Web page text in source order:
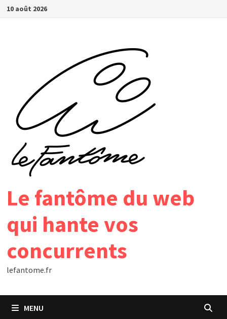
Passer
10 août 2026
Le fantôme du web
qui hante vos
concurrents
lefantome.fr
MENU